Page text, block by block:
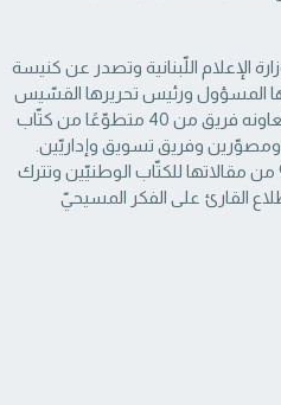
الإعلام اللّبنانية وتصدر عن كنيسة
المسؤول ‏ورئيس تحريرها القسّيس
د. ادكار طرابلسي، ويُعاونه فريق من 40 متطوّعًا من كتّاب
ومصوّرين وفريق تسويق وإداريّين.
المجلّة 70% من مقالاتها للكتّاب الوطنيّين ‏وتترك
القارئ على الفكر المسيحيّ